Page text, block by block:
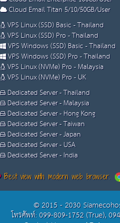
Cloud Email Titan 5/10/50GB/User
VPS Linux (SSD) Basic - Thailand
VPS Linux (SSD) Pro - Thailand
VPS Windows (SSD) Basic - Thailand
VPS Windows (SSD) Pro - Thailand
VPS Linux (NVMe) Pro - Malaysia
VPS Linux (NVMe) Pro - UK
Dedicated Server - Thailand
Dedicated Server - Malaysia
Dedicated Server - Hong Kong
Dedicated Server - Taiwan
Dedicated Server - Japan
Dedicated Server - USA
Dedicated Server - India
Best view with modern web browser.
© 2015 - 2030
โทรศัพท์: 099-809-1752 (True),